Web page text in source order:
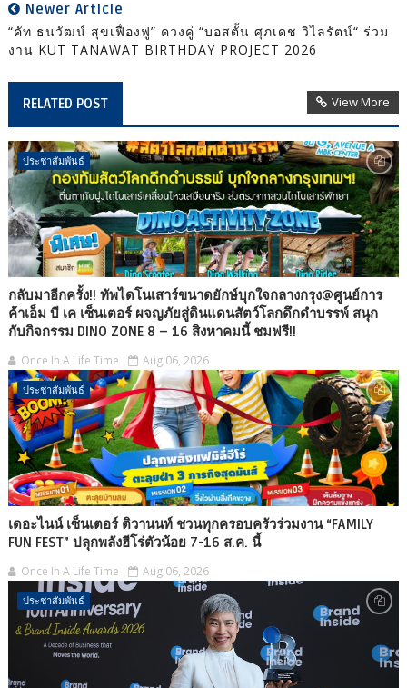
Newer Article
“คัท ธนวัฒน์ สุขเฟื่องฟู” ควงคู่ “บอสตั้น ศุภเดช วิไลรัตน์“ ร่วม
งาน KUT TANAWAT BIRTHDAY PROJECT 2026
RELATED POST View More
ประชาสัมพันธ์
กลับมาอีกครั้ง!! ทัพไดโนเสาร์ขนาดยักษ์บุกใจกลางกรุง@ศูนย์การ
ค้าเอ็ม บี เค เซ็นเตอร์ ผจญภัยสู่ดินแดนสัตว์โลกดึกดำบรรพ์ สนุก
กับกิจกรรม DINO ZONE 8 – 16 สิงหาคมนี้ ชมฟรี!!
Once In A Life Time Aug 06, 2026
ประชาสัมพันธ์
เดอะไนน์ เซ็นเตอร์ ติวานนท์ ชวนทุกครอบครัวร่วมงาน “FAMILY
FUN FEST” ปลุกพลังฮีโร่ตัวน้อย 7-16 ส.ค. นี้
Once In A Life Time Aug 06, 2026
ประชาสัมพันธ์